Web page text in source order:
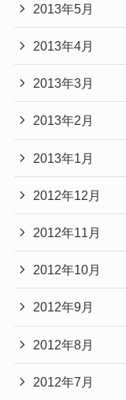
2013年5月
2013年4月
2013年3月
2013年2月
2013年1月
2012年12月
2012年11月
2012年10月
2012年9月
2012年8月
2012年7月